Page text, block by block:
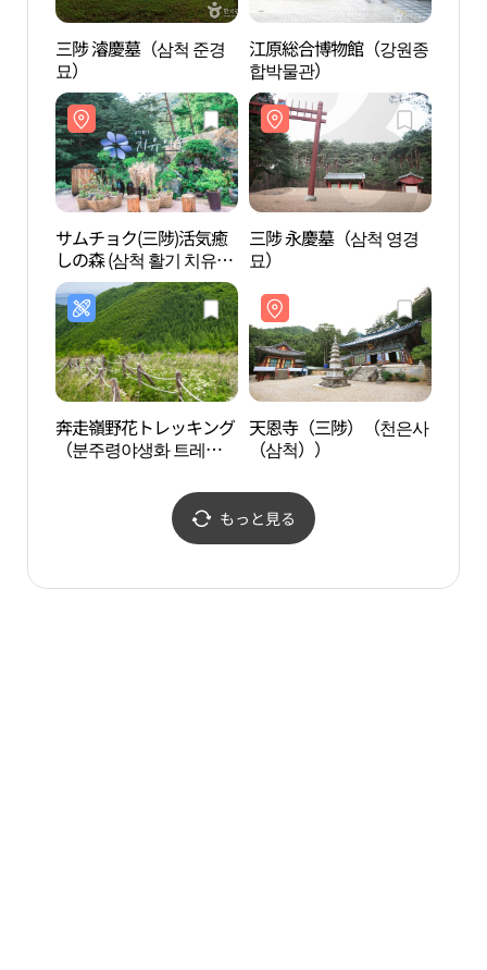
三陟 濬慶墓（삼척 준경
묘）
江原総合博物館（강원종
합박물관）
サムチョク(三陟)活気癒
しの森 (삼척 활기 치유의
숲)
三陟 永慶墓（삼척 영경
묘）
奔走嶺野花トレッキング
（분주령야생화 트레
天恩寺（三陟）（천은사
（삼척））
もっと見る